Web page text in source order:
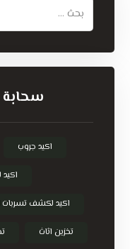
سحابة
اكيد جروب
اكيد لكشف تسربات
تخزين اثاث